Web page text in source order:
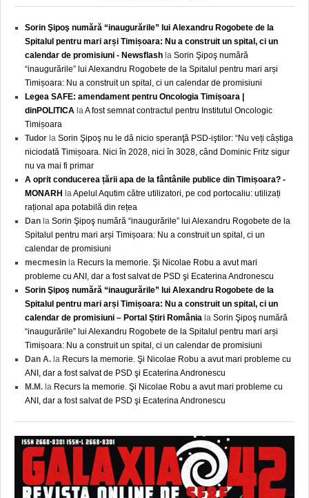
Sorin Şipoş numără “inaugurările” lui Alexandru Rogobete de la
Spitalul pentru mari arși Timișoara: Nu a construit un spital, ci un
calendar de promisiuni - Newsflash la Sorin Şipoş numără
“inaugurările” lui Alexandru Rogobete de la Spitalul pentru mari arși
Timișoara: Nu a construit un spital, ci un calendar de promisiuni
Legea SAFE: amendament pentru Oncologia Timișoara |
dinPOLITICA laA fost semnat contractul pentru Institutul Oncologic
Timișoara
Tudor la Sorin Şipoş nu le dă nicio speranţă PSD-iştilor: “Nu veți câștiga
niciodată Timișoara. Nici în 2028, nici în 3028, când Dominic Fritz sigur
nu va mai fi primar
A oprit conducerea țării apa de la fântânile publice din Timișoara? -
MONARH laApelul Aqutim către utilizatori, pe cod portocaliu: utilizați
rațional apa potabilă din rețea
Dan la Sorin Şipoş numără “inaugurările” lui Alexandru Rogobete de la
Spitalul pentru mari arși Timișoara: Nu a construit un spital, ci un
calendar de promisiuni
mecmesin la Recurs la memorie. Şi Nicolae Robu a avut mari
probleme cu ANI, dar a fost salvat de PSD şi Ecaterina Andronescu
Sorin Şipoş numără “inaugurările” lui Alexandru Rogobete de la
Spitalul pentru mari arși Timișoara: Nu a construit un spital, ci un
calendar de promisiuni – Portal Știri România la Sorin Şipoş numără
“inaugurările” lui Alexandru Rogobete de la Spitalul pentru mari arși
Timișoara: Nu a construit un spital, ci un calendar de promisiuni
Dan A. la Recurs la memorie. Şi Nicolae Robu a avut mari probleme cu
ANI, dar a fost salvat de PSD şi Ecaterina Andronescu
M.M. la Recurs la memorie. Şi Nicolae Robu a avut mari probleme cu
ANI, dar a fost salvat de PSD şi Ecaterina Andronescu